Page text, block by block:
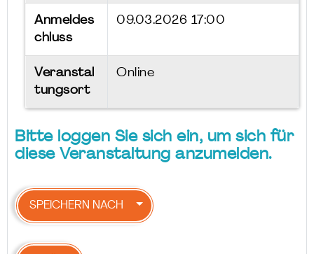
Anmeldes
chluss
09.03.2026 17:00
Veranstal
tungsort
Online
Bitte loggen Sie sich ein, um sich für
diese Veranstaltung anzumelden.
SPEICHERN NACH